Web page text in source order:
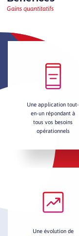
Gains quantitatifs
Une application tout-
en-un répondant à
tous vos besoins
opérationnels
Une évolution de